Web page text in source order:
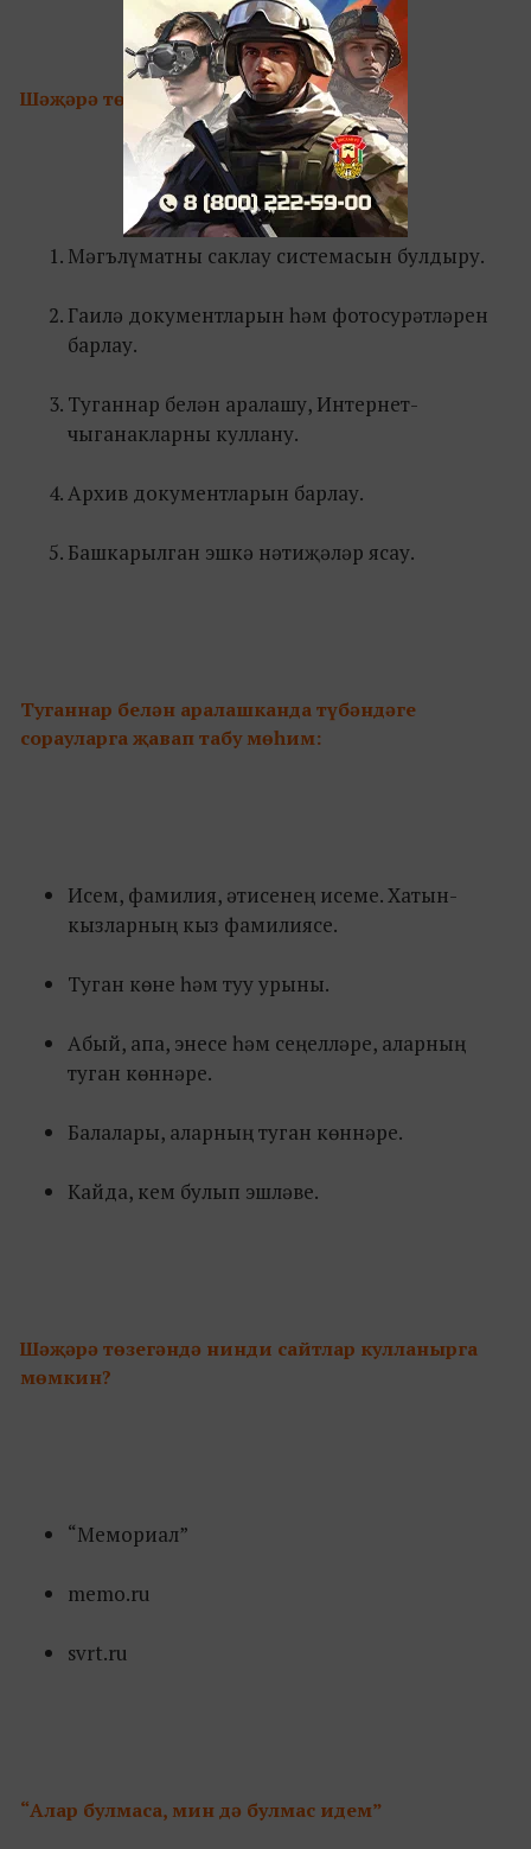
Шәҗәрә төзү этаплары:
Мәгълүматны саклау системасын булдыру.
Гаилә документларын һәм фотосурәтләрен
барлау.
Туганнар белән аралашу, Интернет-
чыганакларны куллану.
Архив документларын барлау.
Башкарылган эшкә нәтиҗәләр ясау.
Туганнар белән аралашканда түбәндәге
сорауларга җавап табу мөһим:
Исем, фамилия, әтисенең исеме. Хатын-
кызларның кыз фамилиясе.
Туган көне һәм туу урыны.
Абый, апа, энесе һәм сеңелләре, аларның
туган көннәре.
Балалары, аларның туган көннәре.
Кайда, кем булып эшләве.
Шәҗәрә төзегәндә нинди сайтлар кулланырга
мөмкин?
“Мемориал”
memo.ru
svrt.ru
“Алар булмаса, мин дә булмас идем”